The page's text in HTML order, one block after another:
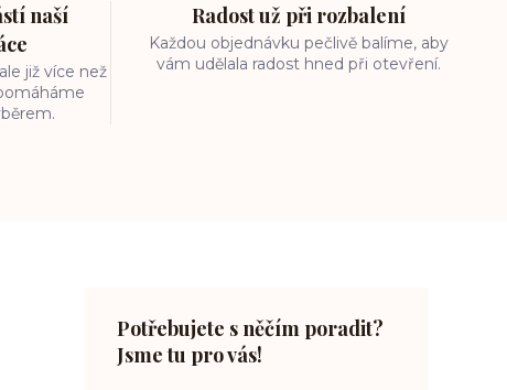
naší
již více než
Radost už při rozbalení
Každou objednávku pečlivě balíme, aby
vám udělala radost hned při otevření.
Potřebujete s něčím poradit?
Jsme tu pro vás!